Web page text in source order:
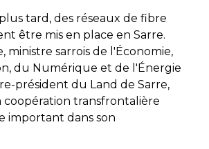
tard, des réseaux de fibre
être mis en place en Sarre.
ministre sarrois de l'Économie,
du Numérique et de l'Énergie
président du Land de Sarre,
coopération transfrontalière
important dans son